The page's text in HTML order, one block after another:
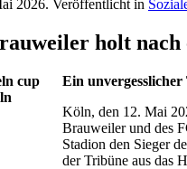
2026. Veröffentlicht in
holt nach
Ein
Köln, den 12. Mai
Brauweiler und des
Stadion den Sieger
der Tribüne aus das